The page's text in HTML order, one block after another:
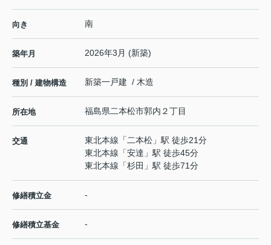
向き 南
築年月 2026年3月 (新築)
種別 / 建物構造 新築一戸建 / 木造
所在地 福島県二本松市郭内 ２丁目
交通 東北本線 「 二本松 」駅 徒歩21分
東北本線 「安達 」駅 徒歩45分
東北本線 「杉田 」駅 徒歩71分
修繕積立金 -
修繕積立基金 -